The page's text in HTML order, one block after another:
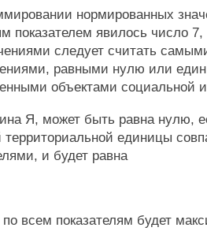
нормированных
показателем явилось число 7,
следует считать
равными нулю или
объектами социальной
Я, может быть равна нулю,
территориальной единицы
и будет равна
по всем показателям будет